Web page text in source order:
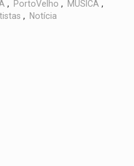
, PortoVelho , MÚSICA ,
, Notícia